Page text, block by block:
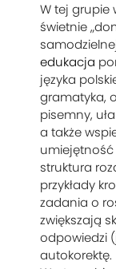
W tej grupie
świetnie
edukacja
języka
gramatyka,
pisemny,
a także
umiejętność
struktura
przykłady
zadania o
zwiększają
odpowiedzi
autokorektę.